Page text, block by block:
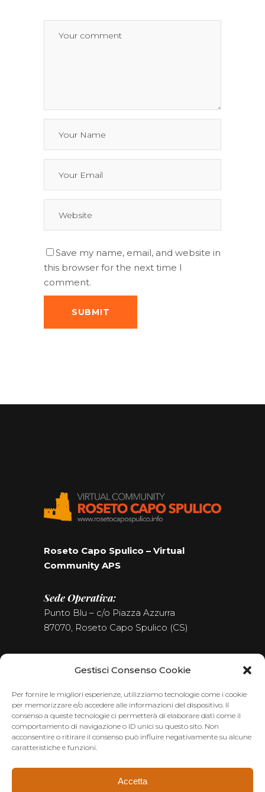
Gestisci Consenso Cookie
Per fornire le migliori esperienze, utilizziamo tecnologie come i cookie
per memorizzare e/o accedere alle informazioni del dispositivo. Il
consenso a queste tecnologie ci permetterà di elaborare dati come il
comportamento di navigazione o ID unici su questo sito. Non
acconsentire o ritirare il consenso può influire negativamente su alcune
caratteristiche e funzioni.
Accetta
Save my name, email, and website in
this browser for the next time I
comment.
Roseto Capo Spulico – Virtual
Community APS
Sede Operativa:
Punto Blu – c/o Piazza Azzurra
87070, Roseto Capo Spulico (CS)
Seguici sui Social